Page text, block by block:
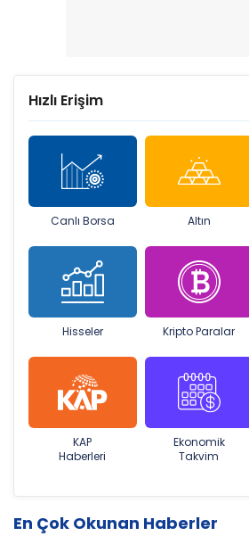
Hızlı Erişim
Canlı Borsa Altın
Hisseler Kripto Paralar
KAP
Haberleri
Ekonomik
Takvim
En Çok Okunan Haberler